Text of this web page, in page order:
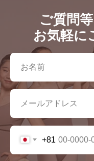
ご質問
お気軽に
+81